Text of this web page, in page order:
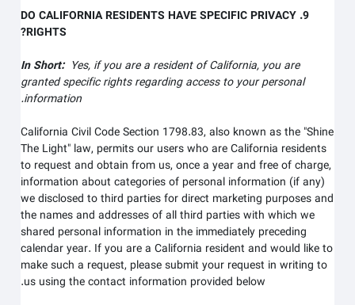
9. DO CALIFORNIA RESIDENTS HAVE SPECIFIC PRIVACY
RIGHTS?
In Short:Yes, if you are a resident of California, you are
granted specific rights regarding access to your personal
information.
California Civil Code Section 1798.83, also known as the "Shine
The Light" law, permits our users who are California residents
to request and obtain from us, once a year and free of charge,
information about categories of personal information (if any)
we disclosed to third parties for direct marketing purposes and
the names and addresses of all third parties with which we
shared personal information in the immediately preceding
calendar year. If you are a California resident and would like to
make such a request, please submit your request in writing to
us using the contact information provided below.